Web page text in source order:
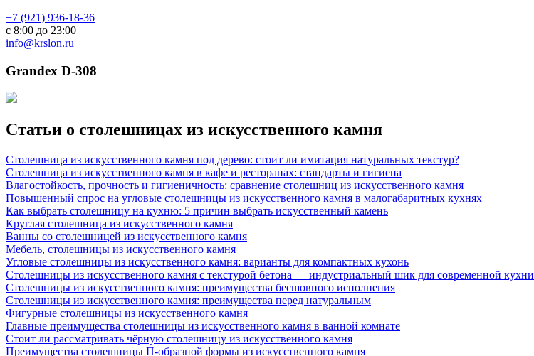
+7 (921) 936-18-36
с 8:00 до 23:00
info@krslon.ru
Grandex D-308
Статьи о столешницах из искусственного камня
Столешница из искусственного камня под дерево: стоит ли имитация натуральных текстур?
Столешница из искусственного камня в кафе и ресторанах: стандарты и гигиена
Влагостойкость, прочность и гигиеничность: сравнение столешниц из искусственного камня
Повышенный спрос на угловые столешницы из искусственного камня в малогабаритных кухнях
Как выбрать столешницу на кухню: 5 причин выбрать искусственный камень
Круглая столешница из искусственного камня
Ванны со столешницей из искусственного камня
Мебель, столешницы из искусственного камня
Угловые столешницы из искусственного камня: варианты для компактных кухонь
Столешницы из искусственного камня с текстурой бетона — индустриальный шик для современной кухни
Столешницы из искусственного камня: преимущества бесшовного исполнения
Столешницы из искусственного камня: преимущества перед натуральным
Фигурные столешницы из искусственного камня
Главные преимущества столешницы из искусственного камня в ванной комнате
Стоит ли рассматривать чёрную столешницу из искусственного камня
Преимущества столешницы П-образной формы из искусственного камня